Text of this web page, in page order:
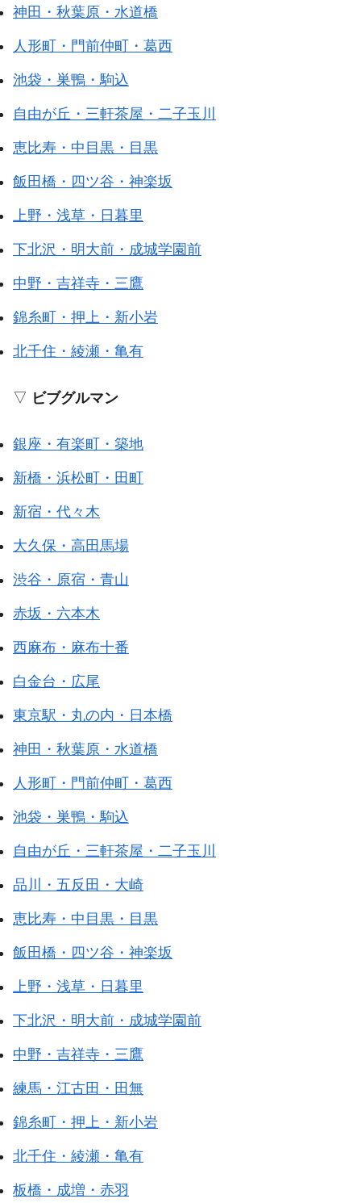
神田・秋葉原・水道橋
人形町・門前仲町・葛西
池袋・巣鴨・駒込
自由が丘・三軒茶屋・二子玉川
恵比寿・中目黒・目黒
飯田橋・四ツ谷・神楽坂
上野・浅草・日暮里
下北沢・明大前・成城学園前
中野・吉祥寺・三鷹
錦糸町・押上・新小岩
北千住・綾瀬・亀有
▽ ビブグルマン
銀座・有楽町・築地
新橋・浜松町・田町
新宿・代々木
大久保・高田馬場
渋谷・原宿・青山
赤坂・六本木
西麻布・麻布十番
白金台・広尾
東京駅・丸の内・日本橋
神田・秋葉原・水道橋
人形町・門前仲町・葛西
池袋・巣鴨・駒込
自由が丘・三軒茶屋・二子玉川
品川・五反田・大崎
恵比寿・中目黒・目黒
飯田橋・四ツ谷・神楽坂
上野・浅草・日暮里
下北沢・明大前・成城学園前
中野・吉祥寺・三鷹
練馬・江古田・田無
錦糸町・押上・新小岩
北千住・綾瀬・亀有
板橋・成増・赤羽